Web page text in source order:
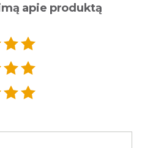
apie produktą